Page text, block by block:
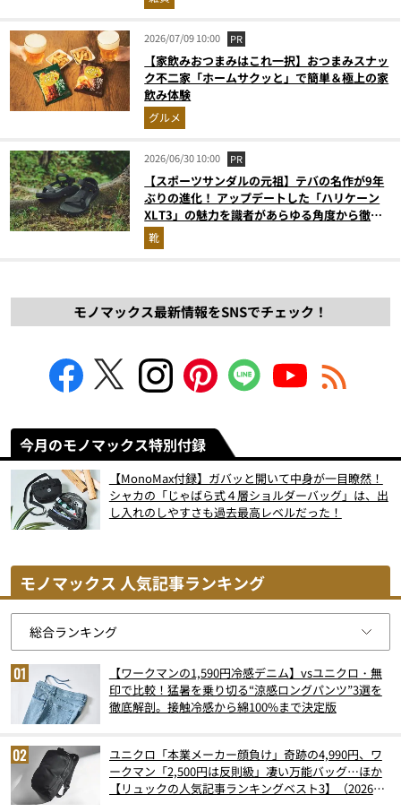
2026/07/09 10:00 PR
【家飲みおつまみはこれ一択】おつまみスナッ
ク不二家「ホームサクッと」で簡単＆極上の家
飲み体験
グルメ
2026/06/30 10:00 PR
【スポーツサンダルの元祖】テバの名作が9年
ぶりの進化！ アップデートした「ハリケーン
XLT3」の魅力を識者があらゆる角度から徹底
解説！
靴
モノマックス最新情報をSNSでチェック！
今月のモノマックス特別付録
【MonoMax付録】ガバッと開いて中身が一目瞭然！
シャカの「じゃばら式４層ショルダーバッグ」は、出
し入れのしやすさも過去最高レベルだった！
モノマックス 人気記事ランキング
【ワークマンの1,590円冷感デニム】vsユニクロ・無
印で比較！猛暑を乗り切る“涼感ロングパンツ”3選を
徹底解剖。接触冷感から綿100%まで決定版
ユニクロ「本業メーカー顔負け」奇跡の4,990円、ワ
ークマン「2,500円は反則級」凄い万能バッグ…ほか
【リュックの人気記事ランキングベスト3】（2026年